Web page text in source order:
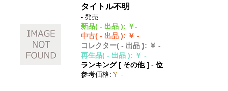
タイトル不明
- 発売
新品( - 出品 ): ￥-
中古( - 出品 ): ￥ -
コレクター( - 出品 ): ￥ -
再生品( - 出品 ): ￥ -
ランキング [ その他]- 位
参考価格: ￥ -